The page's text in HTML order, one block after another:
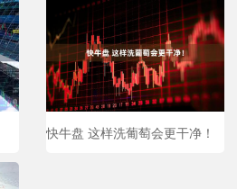
快牛盘 这样洗葡萄会更干净！